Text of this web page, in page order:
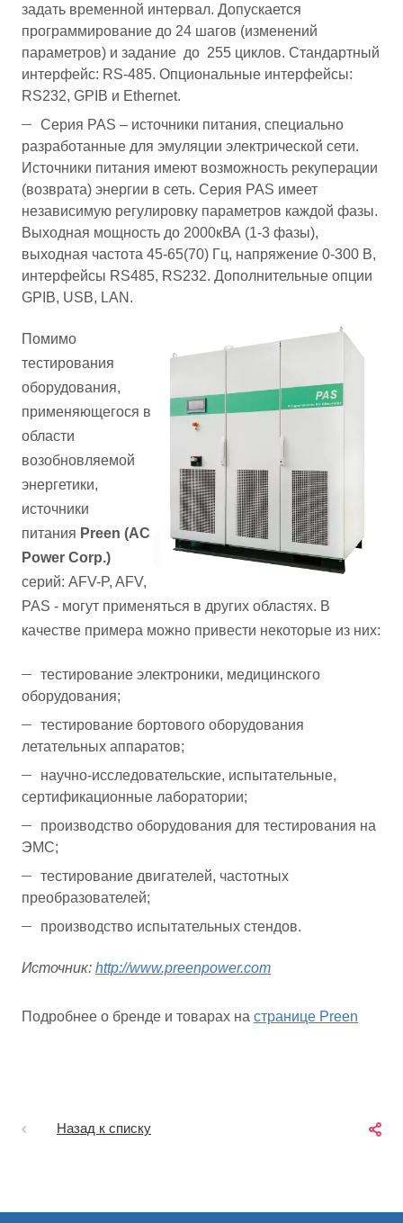
задать временной интервал. Допускается
программирование до 24 шагов (изменений
параметров) и задание до 255 циклов. Стандартный
интерфейс: RS-485. Опциональные интерфейсы:
RS232, GPIB и Ethernet.
Серия PAS – источники питания, специально
разработанные для эмуляции электрической сети.
Источники питания имеют возможность рекуперации
(возврата) энергии в сеть. Серия PAS имеет
независимую регулировку параметров каждой фазы.
Выходная мощность до 2000кВА (1-3 фазы),
выходная частота 45-65(70) Гц, напряжение 0-300 В,
интерфейсы RS485, RS232. Дополнительные опции
GPIB, USB, LAN.
Помимо
тестирования
оборудования,
применяющегося в
области
возобновляемой
энергетики,
источники
питания Preen (AC
Power Corp.)
серий: AFV-P, AFV,
PAS - могут применяться в других областях. В
качестве примера можно привести некоторые из них:
тестирование электроники, медицинского
оборудования;
тестирование бортового оборудования
летательных аппаратов;
научно-исследовательские, испытательные,
сертификационные лаборатории;
производство оборудования для тестирования на
ЭМС;
тестирование двигателей, частотных
преобразователей;
производство испытательных стендов.
Источник: http://www.preenpower.com
Подробнее о бренде и товарах на странице Preen
Назад к списку